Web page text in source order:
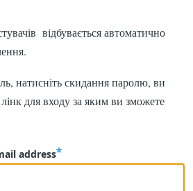
відбувається автоматично
натисніть скидання паролю, ви
для входу за яким ви зможете
address